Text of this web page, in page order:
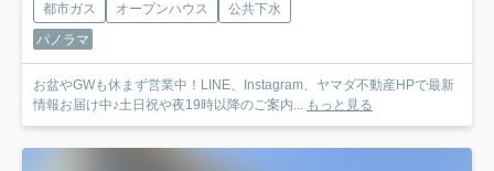
都市ガス オープンハウス
公共下水
パノラマ
お盆やGWも休まず営業中！LINE、Instagram、ヤマダ不動産HPで最新
情報お届け中♪土日祝や夜19時以降のご案内... もっと見る